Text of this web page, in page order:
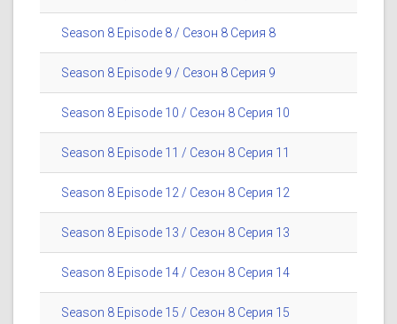
Season 8 Episode 8 / Сезон 8 Серия 8
Season 8 Episode 9 / Сезон 8 Серия 9
Season 8 Episode 10 / Сезон 8 Серия 10
Season 8 Episode 11 / Сезон 8 Серия 11
Season 8 Episode 12 / Сезон 8 Серия 12
Season 8 Episode 13 / Сезон 8 Серия 13
Season 8 Episode 14 / Сезон 8 Серия 14
Season 8 Episode 15 / Сезон 8 Серия 15